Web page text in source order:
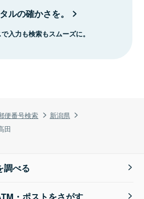
便番号検索
新潟県
田
ルの確かさを。
入力も検索もスムーズに。
調べる
・ポストをさがす